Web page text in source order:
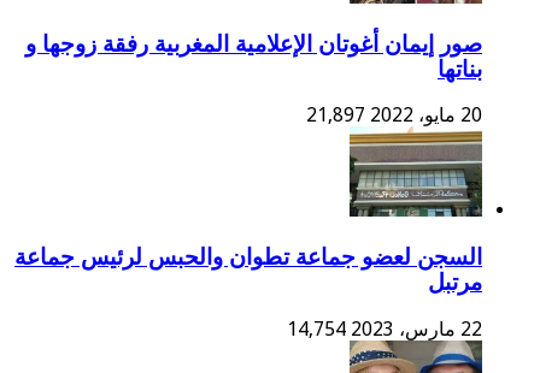
صور إيمان أغوتان الإعلامية المغربية رفقة زوجها و
بناتها
21,897
السجن لعضو جماعة تطوان والحبس لرئيس جماعة
مرتبل
14,754